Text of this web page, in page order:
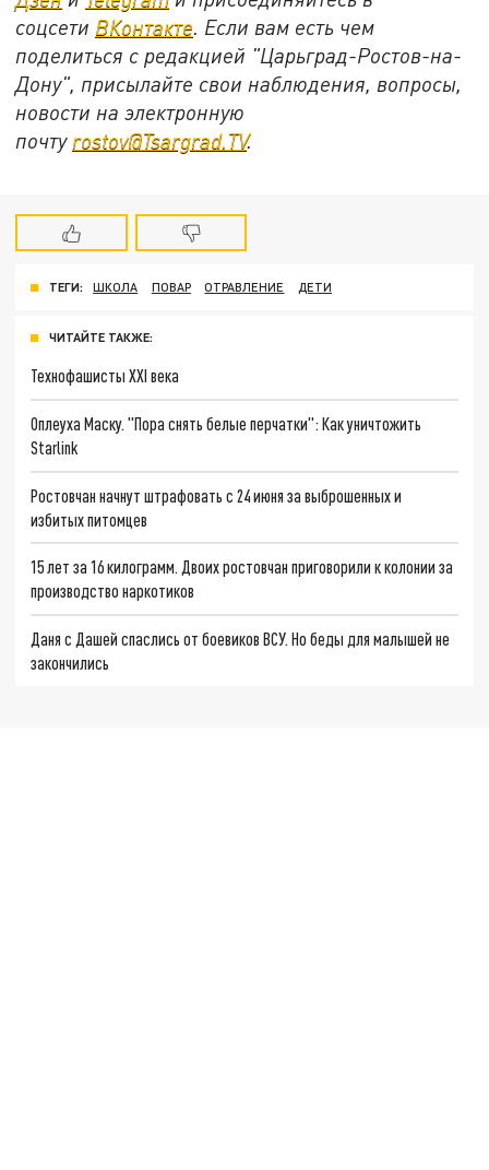
соцсети ВКонтакте. Если вам есть чем
поделиться с редакцией "Царьград-Ростов-на-
Дону", присылайте свои наблюдения, вопросы,
новости на электронную
почту rostov@Tsargrad.ТV.
ТЕГИ: ШКОЛА ПОВАР ОТРАВЛЕНИЕ ДЕТИ
ЧИТАЙТЕ ТАКЖЕ:
Технофашисты XXI века
Оплеуха Маску. "Пора снять белые перчатки": Как уничтожить
Starlink
Ростовчан начнут штрафовать с 24 июня за выброшенных и
избитых питомцев
15 лет за 16 килограмм. Двоих ростовчан приговорили к колонии за
производство наркотиков
Даня с Дашей спаслись от боевиков ВСУ. Но беды для малышей не
закончились